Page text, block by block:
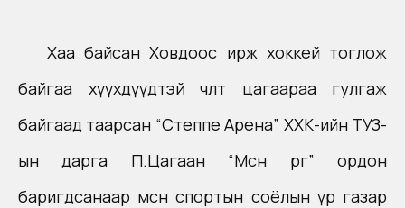
Хаа байсан Ховдоос ирж хоккей тоглож
байгаа хүүхдүүдтэй чөлөөт цагаараа гулгаж
байгаад таарсан “Степпе Арена” ХХК-ийн ТУЗ-
ын дарга П.Цагаан “Мөсөн өргөө” ордон
баригдсанаар мөсөн спортын соёлын үр газар